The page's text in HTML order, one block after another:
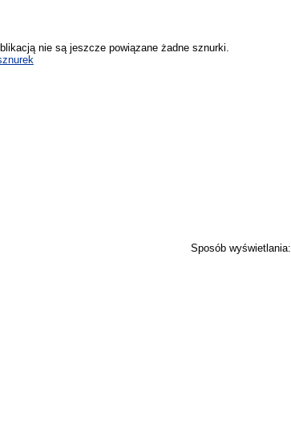
nie są jeszcze powiązane żadne sznurki.
Sposób wyświetlania: